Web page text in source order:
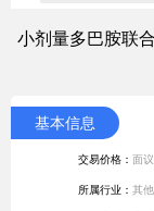
小剂量多巴胺联
基本信息
交易价格： 面议
所属行业： 其